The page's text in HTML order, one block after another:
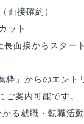
面接確約）
ット
面接からスタート
枠」からのエント
ご案内可能です。
る就職・転職活